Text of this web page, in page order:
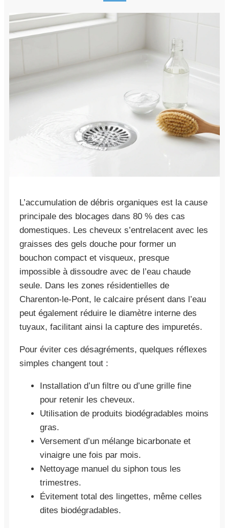
L’accumulation de débris organiques est la cause
principale des blocages dans 80 % des cas
domestiques. Les cheveux s’entrelacent avec les
graisses des gels douche pour former un
bouchon compact et visqueux, presque
impossible à dissoudre avec de l’eau chaude
seule. Dans les zones résidentielles de
Charenton-le-Pont, le calcaire présent dans l’eau
peut également réduire le diamètre interne des
tuyaux, facilitant ainsi la capture des impuretés.
Pour éviter ces désagréments, quelques réflexes
simples changent tout :
Installation d’un filtre ou d’une grille fine
pour retenir les cheveux.
Utilisation de produits biodégradables moins
gras.
Versement d’un mélange bicarbonate et
vinaigre une fois par mois.
Nettoyage manuel du siphon tous les
trimestres.
Évitement total des lingettes, même celles
dites biodégradables.